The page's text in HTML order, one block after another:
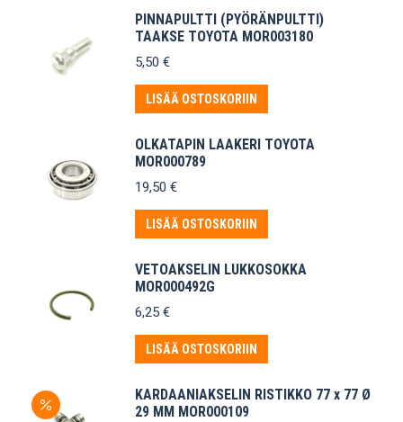
PINNAPULTTI (PYÖRÄNPULTTI)
TAAKSE TOYOTA MOR003180
5,50 €
LISÄÄ OSTOSKORIIN
OLKATAPIN LAAKERI TOYOTA
MOR000789
19,50 €
LISÄÄ OSTOSKORIIN
VETOAKSELIN LUKKOSOKKA
MOR000492G
6,25 €
LISÄÄ OSTOSKORIIN
KARDAANIAKSELIN RISTIKKO 77 x 77 Ø
29 MM MOR000109